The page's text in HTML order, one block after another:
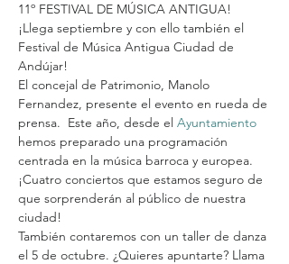
11º FESTIVAL DE MÚSICA ANTIGUA!
¡Llega septiembre y con ello también el
Festival de Música Antigua Ciudad de
Andújar!
El concejal de Patrimonio, Manolo
Fernandez, presente el evento en rueda de
prensa.  Este año, desde el Ayuntamiento
hemos preparado una programación
centrada en la música barroca y europea.
¡Cuatro conciertos que estamos seguro de
que sorprenderán al público de nuestra
ciudad!
También contaremos con un taller de danza
el 5 de octubre. ¿Quieres apuntarte? Llama